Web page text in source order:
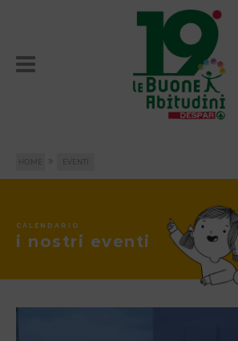
HOME »
CALENDARIO
i nostri eventi